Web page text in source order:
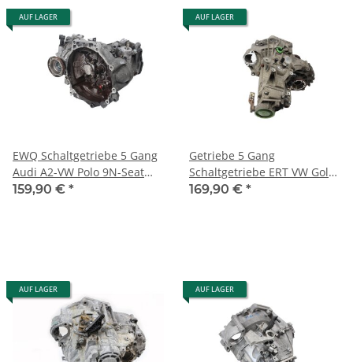
AUF LAGER
EWQ Schaltgetriebe 5 Gang
Audi A2-VW Polo 9N-Seat
Arosa 1,4 TDI 195 Tkm
159,90 € *
AUF LAGER
Getriebe 5 Gang
Schaltgetriebe ERT VW Golf
4 1J 1.6 16V Seat Skoda
169,90 € *
AUF LAGER AUF LAGER